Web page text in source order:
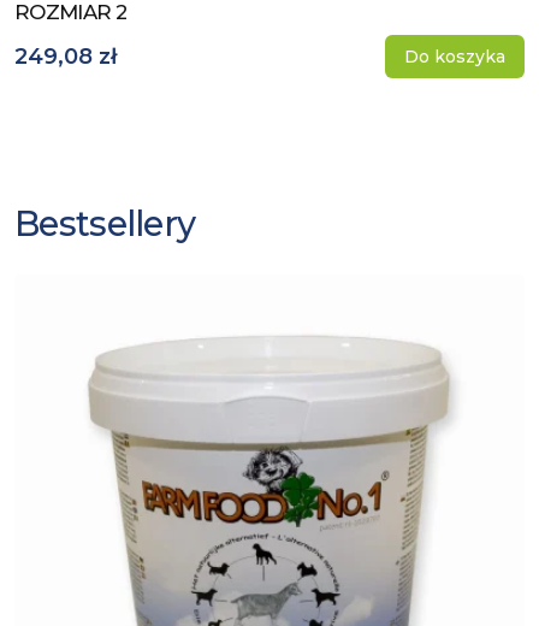
ROZMIAR 2
249,08 zł Do koszyka
Bestsellery